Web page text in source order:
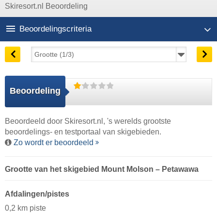
Skiresort.nl Beoordeling
Beoordelingscriteria
Beoordeling
Beoordeeld door Skiresort.nl , 's werelds grootste
beoordelings- en testportaal van skigebieden.
Zo wordt er beoordeeld
Grootte van het skigebied Mount Molson – Petawawa
Afdalingen/pistes
0,2 km piste